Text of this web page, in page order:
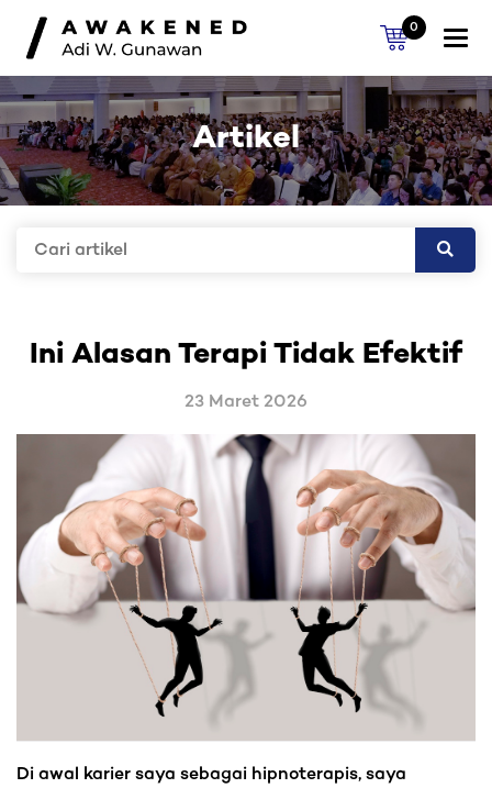
0
Artikel
Ini Alasan Terapi Tidak Efektif
23 Maret 2026
Di awal karier saya sebagai hipnoterapis, saya